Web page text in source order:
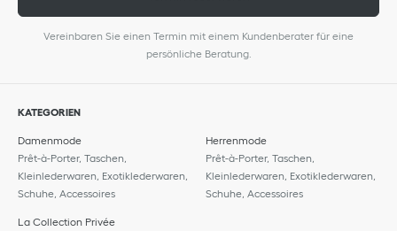
Vereinbaren Sie einen Termin mit einem Kundenberater für eine
persönliche Beratung.
KATEGORIEN
Damenmode
Prêt-à-Porter, Taschen,
Kleinlederwaren, Exotiklederwaren,
Schuhe, Accessoires
Herrenmode
Prêt-à-Porter, Taschen,
Kleinlederwaren, Exotiklederwaren,
Schuhe, Accessoires
La Collection Privée